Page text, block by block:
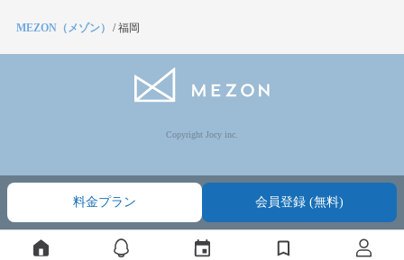
料金プラン 会員登録 (無料)
MEZON（メゾン） /福岡
Copyright Jocy inc.